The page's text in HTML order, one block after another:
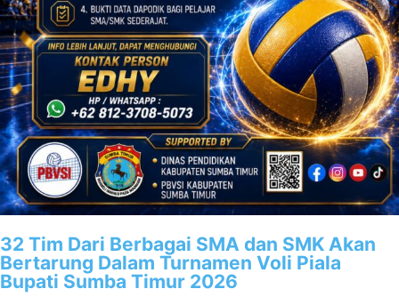
32 Tim Dari Berbagai SMA dan SMK Akan
Bertarung Dalam Turnamen Voli Piala
Bupati Sumba Timur 2026